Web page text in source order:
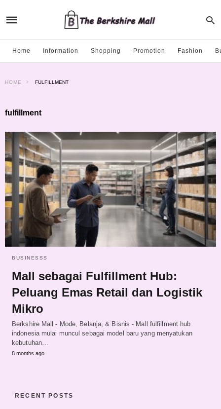
Home Information Shopping Promotion Fashion
HOME FULFILLMENT
fulfillment
BUSINESSS
Mall sebagai Fulfillment Hub:
Peluang Emas Retail dan Logistik
Mikro
Berkshire Mall - Mode, Belanja, & Bisnis - Mall fulfillment hub
indonesia mulai muncul sebagai model baru yang menyatukan
kebutuhan…
8 months ago
RECENT POSTS